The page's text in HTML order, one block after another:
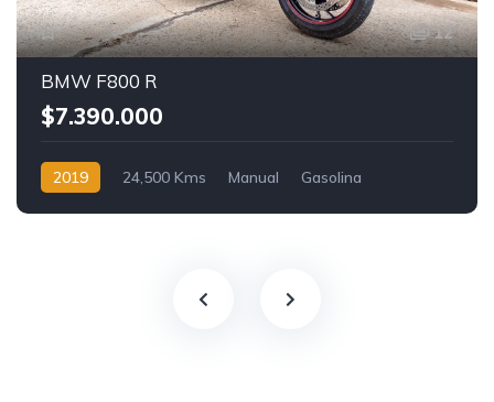
12
BMW F800 R
$7.390.000
2019 24,500 Kms Manual Gasolina